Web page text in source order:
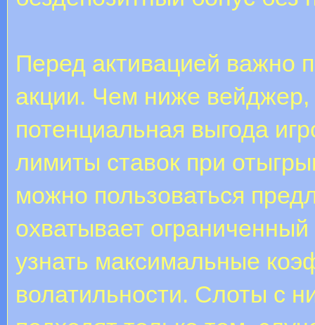
Перед активацией важно
акции. Чем ниже
потенциальная выгода
лимиты ставок при
можно пользоваться
охватывает
узнать максимальные
волатильности. Слоты с